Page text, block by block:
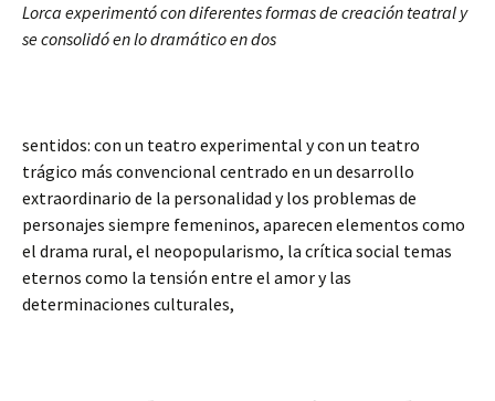
Lorca experimentó con diferentes formas de creación teatral y
se consolidó en lo dramático en dos
sentidos: con un teatro experimental y con un teatro
trágico más convencional centrado en un desarrollo
extraordinario de la personalidad y los problemas de
personajes siempre femeninos, aparecen elementos como
el drama rural, el neopopularismo, la crítica social temas
eternos como la tensión entre el amor y las
determinaciones culturales,